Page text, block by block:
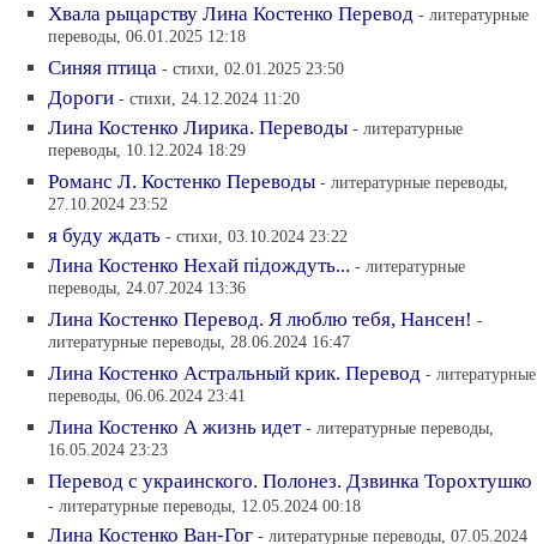
Хвала рыцарству Лина Костенко Перевод - литературные
переводы, 06.01.2025 12:18
Синяя птица - стихи, 02.01.2025 23:50
Дороги - стихи, 24.12.2024 11:20
Лина Костенко Лирика. Переводы - литературные
переводы, 10.12.2024 18:29
Романс Л. Костенко Переводы - литературные переводы,
27.10.2024 23:52
я буду ждать - стихи, 03.10.2024 23:22
Лина Костенко Нехай пiдождуть... - литературные
переводы, 24.07.2024 13:36
Лина Костенко Перевод. Я люблю тебя, Нансен! -
литературные переводы, 28.06.2024 16:47
Лина Костенко Астральный крик. Перевод - литературные
переводы, 06.06.2024 23:41
Лина Костенко А жизнь идет - литературные переводы,
16.05.2024 23:23
Перевод с украинского. Полонез. Дзвинка Торохтушко
- литературные переводы, 12.05.2024 00:18
Лина Костенко Ван-Гог - литературные переводы, 07.05.2024